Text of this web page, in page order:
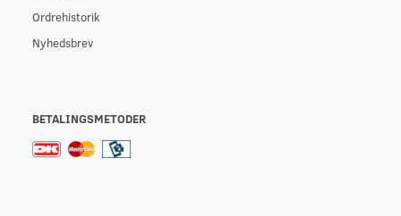
Ordrehistorik
Nyhedsbrev
BETALINGSMETODER